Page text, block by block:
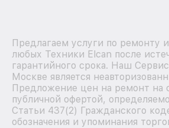
Предлагаем услуги по ремонту
любых Техники Elcan после
гарантийного срока. Наш
Москве является
Предложение цен на ремонт на
публичной офертой,
Статьи 437(2) Гражданского
обозначения и упоминания